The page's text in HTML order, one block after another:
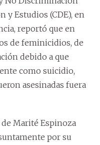
y Estudios (CDE), en
reportó que en
de feminicidios, de
debido a que
como suicidio,
asesinadas fuera
Marité Espinoza
por su